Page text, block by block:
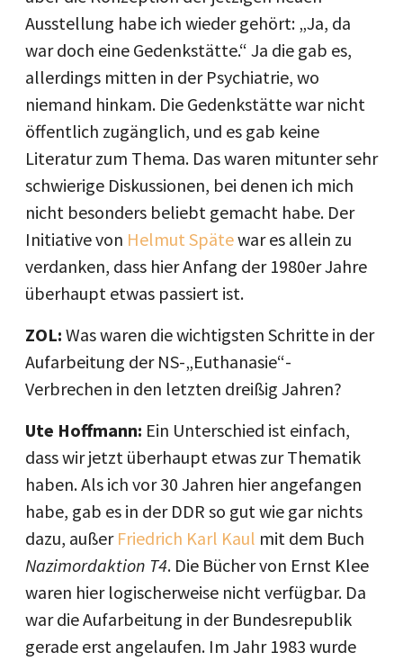
Ausstellung habe ich wieder gehört: „Ja, da
war doch eine Gedenkstätte.“ Ja die gab es,
allerdings mitten in der Psychiatrie, wo
niemand hinkam. Die Gedenkstätte war nicht
öffentlich zugänglich, und es gab keine
Literatur zum Thema. Das waren mitunter sehr
schwierige Diskussionen, bei denen ich mich
nicht besonders beliebt gemacht habe. Der
Initiative von Helmut Spätewar es allein zu
verdanken, dass hier Anfang der 1980er Jahre
überhaupt etwas passiert ist.
ZOL: Was waren die wichtigsten Schritte in der
Aufarbeitung der NS-„Euthanasie“-
Verbrechen in den letzten dreißig Jahren?
Ute Hoffmann: Ein Unterschied ist einfach,
dass wir jetzt überhaupt etwas zur Thematik
haben. Als ich vor 30 Jahren hier angefangen
habe, gab es in der DDR so gut wie gar nichts
dazu, außer Friedrich Karl Kaul mit dem Buch
Nazimordaktion T4. Die Bücher von Ernst Klee
waren hier logischerweise nicht verfügbar. Da
war die Aufarbeitung in der Bundesrepublik
gerade erst angelaufen. Im Jahr 1983 wurde